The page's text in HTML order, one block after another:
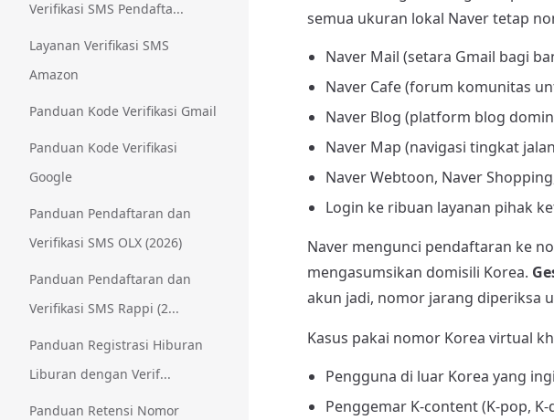
Verifikasi SMS Pendafta...
Layanan Verifikasi SMS
Amazon
Panduan Kode Verifikasi Gmail
Panduan Kode Verifikasi
Google
Panduan Pendaftaran dan
Verifikasi SMS OLX (2026)
Panduan Pendaftaran dan
Verifikasi SMS Rappi (2...
Panduan Registrasi Hiburan
Liburan dengan Verif...
Panduan Retensi Nomor
semua ukuran lokal Naver tetap
Naver Mail (setara Gmail bagi
Naver Cafe (forum komunitas
Naver Blog (platform blog
Naver Map (navigasi tingkat
Naver Webtoon, Naver
Login ke ribuan layanan pihak
Naver mengunci pendaftaran ke
mengasumsikan domisili Korea.
akun jadi, nomor jarang diperiksa
Kasus pakai nomor Korea virtual
Pengguna di luar Korea yang
Penggemar K-content (K-pop,